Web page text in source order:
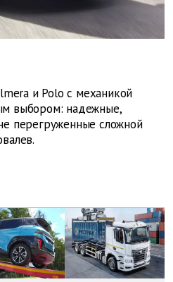
и Polo с механикой
выбором: надежные,
перегруженные сложной